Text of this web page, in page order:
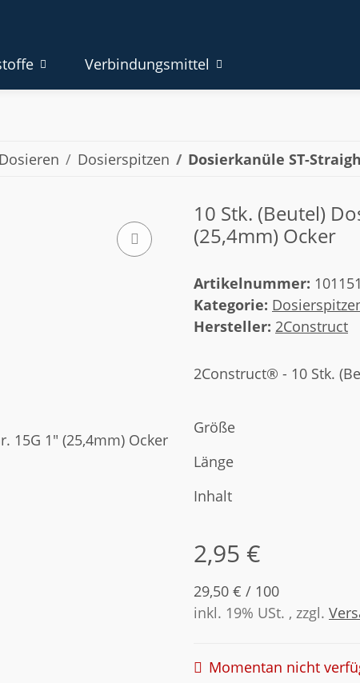
Verbindungsmittel
Dosieren Dosierspitzen Dosierkanüle ST-
10 Stk. (Beutel)
(25,4mm) Ocker
Artikelnummer:
Kategorie:
Hersteller: 2Construct
2Construct® - 10 Stk.
Größe
Länge
Inhalt
2,95 €
29,50 € / 100
inkl. 19% USt. , zzgl.
Momentan nicht